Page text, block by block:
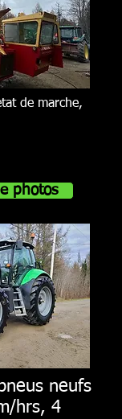
de marche,
photos
neufs
hrs, 4